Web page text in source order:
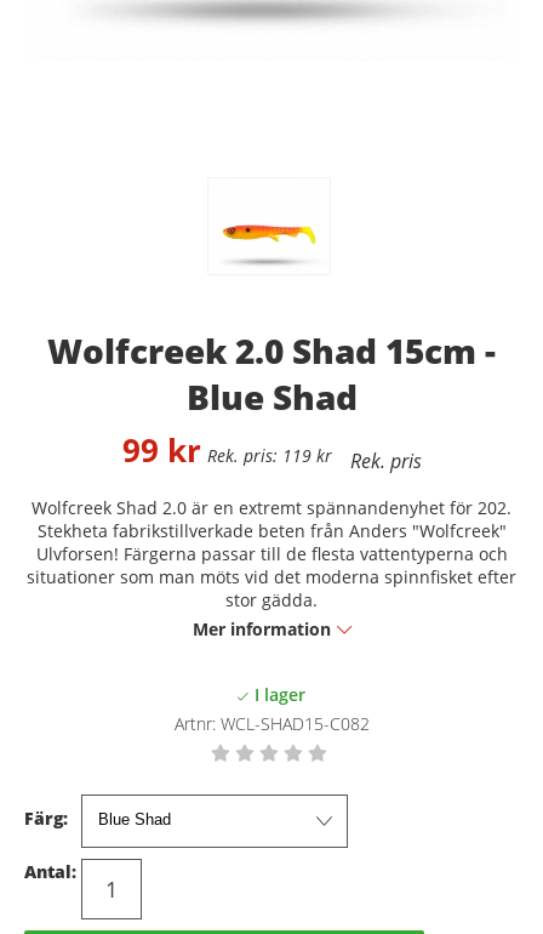
Wolfcreek 2.0 Shad 15cm -
Blue Shad
119kr
99 kr
Wolfcreek Shad 2.0 är en extremt spännandenyhet för 202.
Stekheta fabrikstillverkade beten från Anders "Wolfcreek"
Ulvforsen! Färgerna passar till de flesta vattentyperna och
situationer som man möts vid det moderna spinnfisket efter
stor gädda.
Mer information
Artnr: WCL-SHAD15-C082
Färg:
Antal: